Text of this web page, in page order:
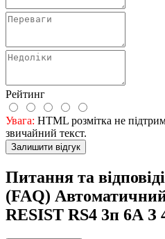
Рейтинг
Увага: HTML розмітка не
звичайний текст.
Залишити відгук
Питання та відповіді
(FAQ)
RESIST RS4 3п 6А З